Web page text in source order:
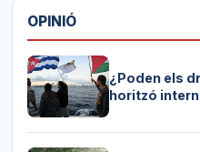
OPINIÓ
¿Poden els
horitzó